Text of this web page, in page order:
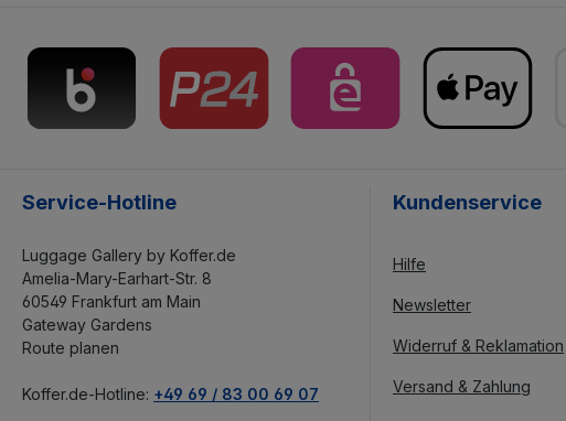
Service-Hotline
Luggage Gallery by Koffer.de
Amelia-Mary-Earhart-Str. 8
60549 Frankfurt am Main
Gateway Gardens
Route planen
Koffer.de-Hotline: +49 69 / 83 00 69 07
Kundenservice
Hilfe
Newsletter
Widerruf & Reklamation
Versand & Zahlung